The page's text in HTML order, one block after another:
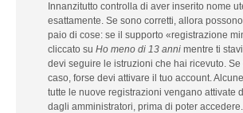
Innanzitutto controlla di aver inserito nome
esattamente. Se sono corretti, allora
paio di cose: se il supporto «registrazione
cliccato su Ho meno di 13 anni mentre ti
devi seguire le istruzioni che hai ricevuto.
caso, forse devi attivare il tuo account.
tutte le nuove registrazioni vengano attivate
dagli amministratori, prima di poter